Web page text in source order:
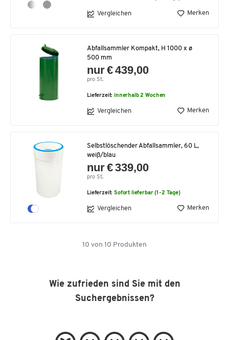
Vergleichen Merken
Abfallsammler Kompakt, H 1000 x ø
500 mm
nur € 439,00
pro St.
Lieferzeit:innerhalb 2 Wochen
Vergleichen Merken
Selbstlöschender Abfallsammler, 60 L,
weiß/blau
nur € 339,00
pro St.
Lieferzeit:Sofort lieferbar (1-2 Tage)
Vergleichen Merken
10 von 10 Produkten
Wie zufrieden sind Sie mit den
Suchergebnissen?